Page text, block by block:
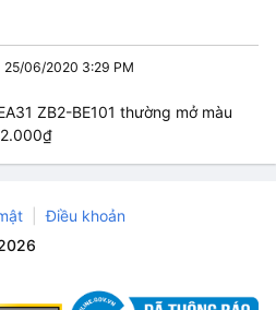
25/06/2020 3:29 PM
ZB2-BE101 thường mở màu
Điều khoản